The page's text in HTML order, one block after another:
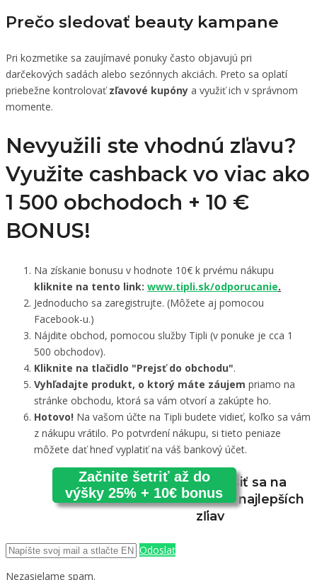
Prečo sledovať beauty kampane
Pri kozmetike sa zaujímavé ponuky často objavujú pri
darčekových sadách alebo sezónnych akciách. Preto sa oplatí
priebežne kontrolovaťzľavové kupóny a využiť ich v správnom
momente.
Nevyužili ste vhodnú zľavu?
Využite cashback vo viac ako
1 500 obchodoch + 10 €
BONUS!
Na získanie bonusu v hodnote 10€ k prvému nákupu
kliknite na tento link: www.tipli.sk/odporucanie.
Jednoducho sa zaregistrujte. (Môžete aj pomocou
Facebook-u.)
Nájdite obchod, pomocou služby Tipli (v ponuke je cca 1
500 obchodov).
Kliknite na tlačidlo "Prejsť do obchodu".
Vyhľadajte produkt, o ktorý máte záujem priamo na
stránke obchodu, ktorá sa vám otvorí a zakúpte ho.
Hotovo! Na vašom účte na Tipli budete vidieť, koľko sa vám
z nákupu vrátilo. Po potvrdení nákupu, si tieto peniaze
môžete dať hneď vyplatiť na váš bankový účet.
Začnite šetriť až do
výšky 25% + 10€ bonus
Prihlásiť sa na
odber najlepších
zľiav
Odoslať
Nezasielame spam.